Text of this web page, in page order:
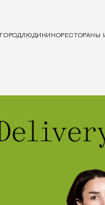
ГОРОДЛЮДИ КИНОРЕСТОРАНЫ